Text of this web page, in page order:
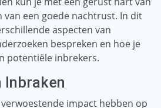
van een goede nachtrust. In dit
aspecten van
bespreken en hoe je
potentiële inbrekers.
Inbraken
impact hebben op